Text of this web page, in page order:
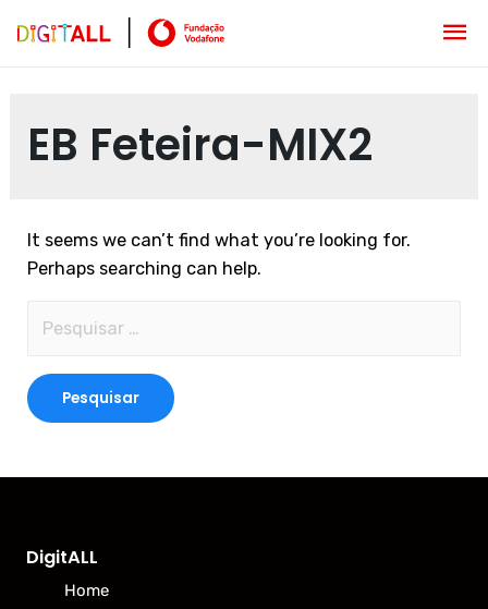
EB Feteira-MIX2
It seems we can’t find what you’re looking for.
Perhaps searching can help.
DigitALL
Home